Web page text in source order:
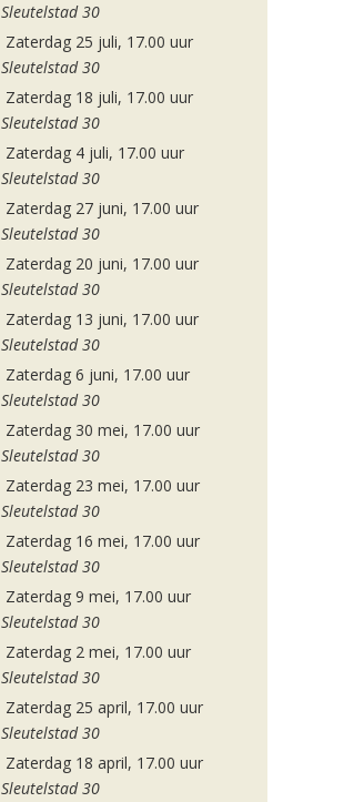
Sleutelstad 30
Zaterdag 25 juli, 17.00 uur
Sleutelstad 30
Zaterdag 18 juli, 17.00 uur
Sleutelstad 30
Zaterdag 4 juli, 17.00 uur
Sleutelstad 30
Zaterdag 27 juni, 17.00 uur
Sleutelstad 30
Zaterdag 20 juni, 17.00 uur
Sleutelstad 30
Zaterdag 13 juni, 17.00 uur
Sleutelstad 30
Zaterdag 6 juni, 17.00 uur
Sleutelstad 30
Zaterdag 30 mei, 17.00 uur
Sleutelstad 30
Zaterdag 23 mei, 17.00 uur
Sleutelstad 30
Zaterdag 16 mei, 17.00 uur
Sleutelstad 30
Zaterdag 9 mei, 17.00 uur
Sleutelstad 30
Zaterdag 2 mei, 17.00 uur
Sleutelstad 30
Zaterdag 25 april, 17.00 uur
Sleutelstad 30
Zaterdag 18 april, 17.00 uur
Sleutelstad 30